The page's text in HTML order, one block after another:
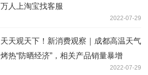
万人上淘宝找客服
2022-07-29
天天观天下！新消费观察｜成都高温天气
烤热“防晒经济”，相关产品销量暴增
2022-07-29